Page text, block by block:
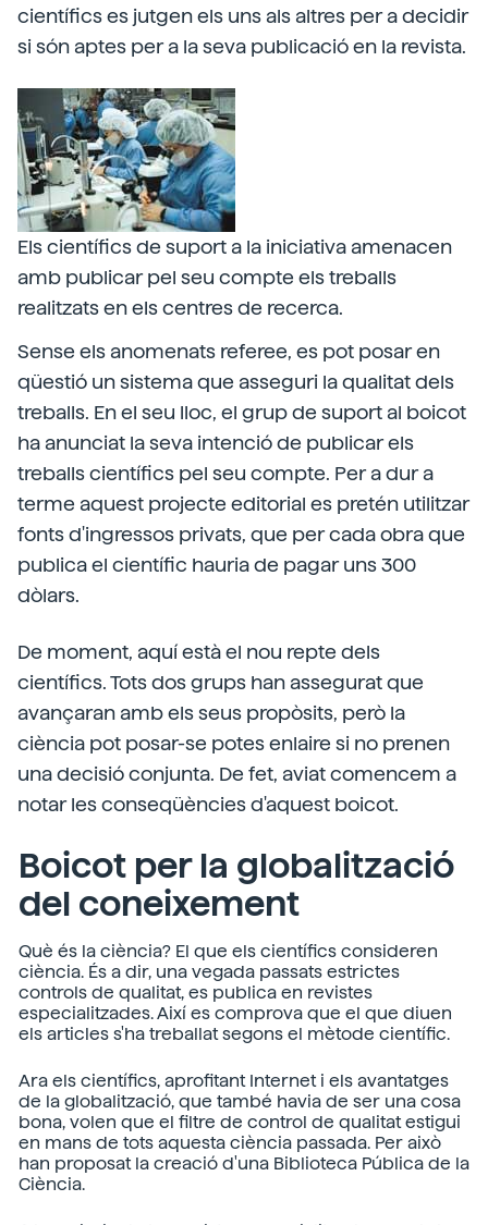
científics es jutgen els uns als altres per a decidir
si són aptes per a la seva publicació en la revista.
Els científics de suport a la iniciativa amenacen
amb publicar pel seu compte els treballs
realitzats en els centres de recerca.
Sense els anomenats referee, es pot posar en
qüestió un sistema que asseguri la qualitat dels
treballs. En el seu lloc, el grup de suport al boicot
ha anunciat la seva intenció de publicar els
treballs científics pel seu compte. Per a dur a
terme aquest projecte editorial es pretén utilitzar
fonts d'ingressos privats, que per cada obra que
publica el científic hauria de pagar uns 300
dòlars.
De moment, aquí està el nou repte dels
científics. Tots dos grups han assegurat que
avançaran amb els seus propòsits, però la
ciència pot posar-se potes enlaire si no prenen
una decisió conjunta. De fet, aviat comencem a
notar les conseqüències d'aquest boicot.
Boicot per la globalització
del coneixement
Què és la ciència? El que els científics consideren
ciència. És a dir, una vegada passats estrictes
controls de qualitat, es publica en revistes
especialitzades. Així es comprova que el que diuen
els articles s'ha treballat segons el mètode científic.
Ara els científics, aprofitant Internet i els avantatges
de la globalització, que també havia de ser una cosa
bona, volen que el filtre de control de qualitat estigui
en mans de tots aquesta ciència passada. Per això
han proposat la creació d'una Biblioteca Pública de la
Ciència.